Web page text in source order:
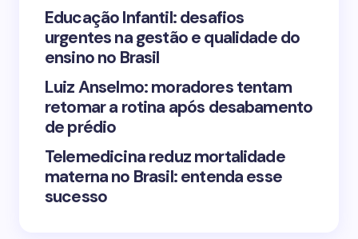
Submit Comment
Educação Infantil: desafios
urgentes na gestão e qualidade do
ensino no Brasil
Luiz Anselmo: moradores tentam
retomar a rotina após desabamento
de prédio
Telemedicina reduz mortalidade
materna no Brasil: entenda esse
sucesso